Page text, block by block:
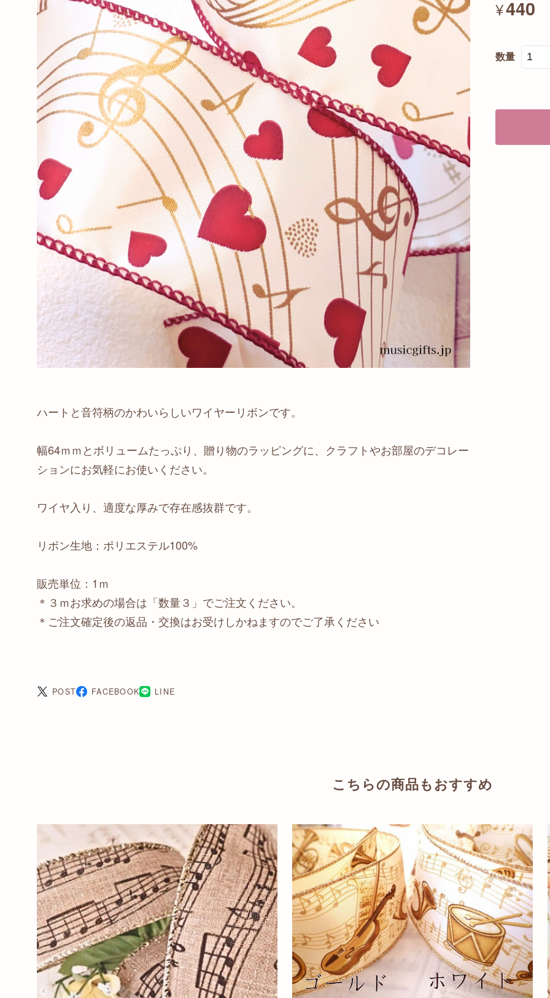
¥440
数量
ハートと音符柄のかわいらしいワイヤーリボンです。
幅64ｍｍとボリュームたっぷり、贈り物のラッピングに、クラフトやお部屋のデコレー
ションにお気軽にお使いください。
ワイヤ入り、適度な厚みで存在感抜群です。
リボン生地：ポリエステル100%
販売単位：1ｍ
＊３ｍお求めの場合は「数量３」でご注文ください。
＊ご注文確定後の返品・交換はお受けしかねますのでご了承ください
POST FACEBOOK LINE
こちらの商品もおすすめ